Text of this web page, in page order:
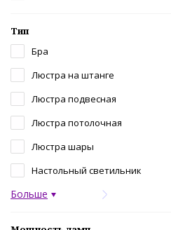
Тип
Бра
Люстра на штанге
Люстра подвесная
Люстра потолочная
Люстра шары
Настольный светильник
Больше